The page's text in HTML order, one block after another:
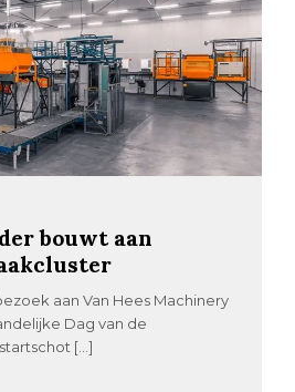
bouwt aan
aan Van Hees Machinery
Dag van de
[…]